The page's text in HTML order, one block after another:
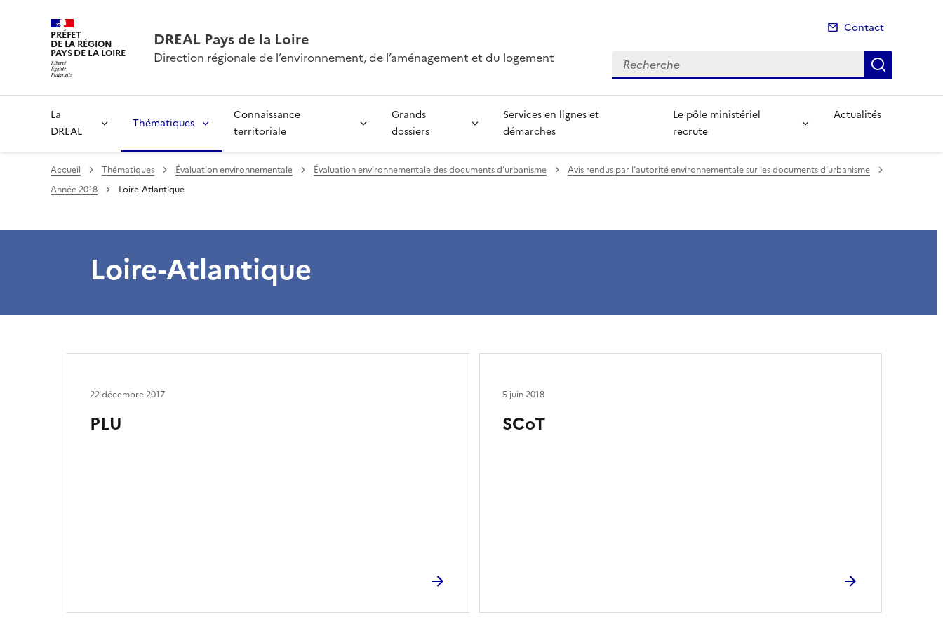
PRÉFET
DE LA RÉGION
PAYS DE LA LOIRE
DREAL Pays de la Loire
Direction régionale de l’environnement, de l’aménagement et du logement
Contact
Recherche
La
DREAL
Thématiques
Connaissance
territoriale
Grands
dossiers
Services en lignes et
démarches
Le pôle ministériel
recrute
Actualités
Accueil Thématiques Évaluation environnementale Évaluation environnementale des documents d’urbanisme
Avis rendus par l’autorité environnementale sur les documents d’urbanisme
Année 2018
Loire-Atlantique
Loire-Atlantique
PLU
22 décembre 2017
SCoT
5 juin 2018